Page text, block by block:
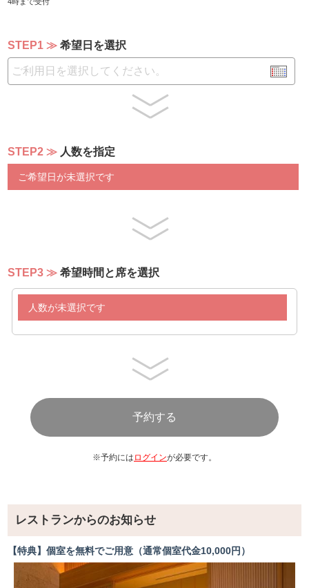
13,000円のプランもございます。詳しくはお問い合わせ
STEP1 希望日を選択
STEP2 人数を指定
ご希望日が未選択です
STEP3 希望時間と席を選択
人数が未選択です
※予約には ログインが必要です。
レストランからのお知らせ
【特典】個室を無料でご用意（通常個室代金10,000円）